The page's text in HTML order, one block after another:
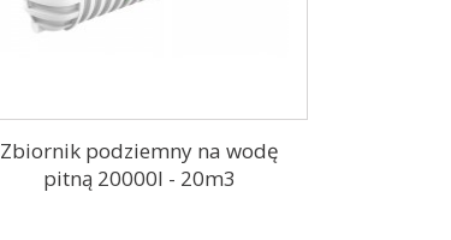
Zbiornik podziemny na wodę
pitną 20000l - 20m3